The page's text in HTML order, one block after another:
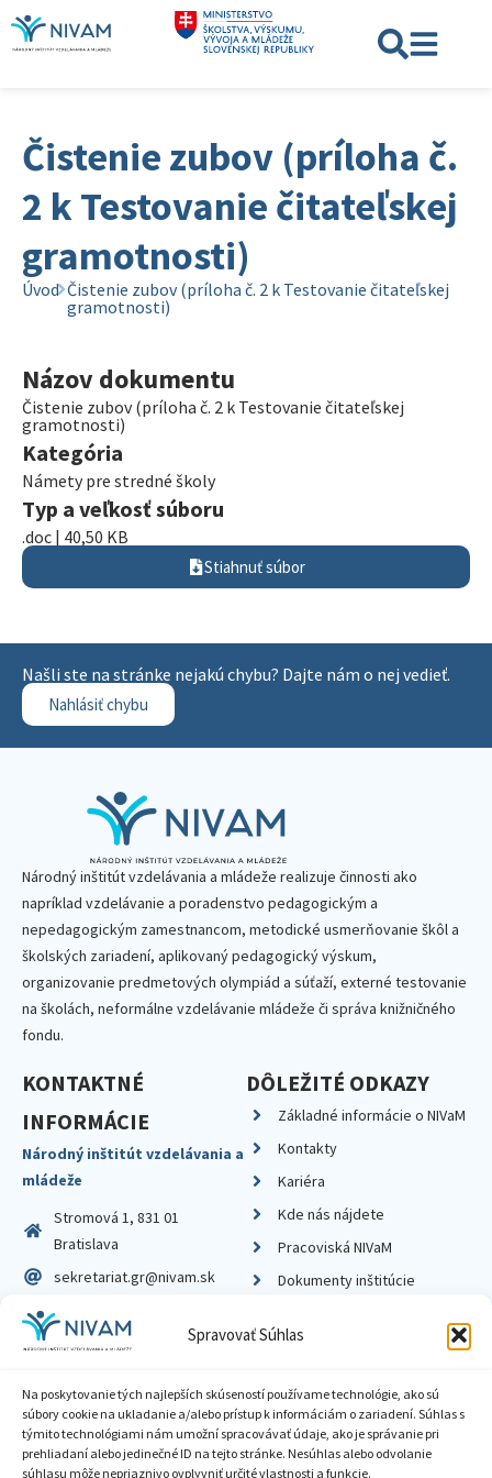
Spravovať Súhlas
Na poskytovanie tých najlepších skúseností používame technológie, ako sú
súbory cookie na ukladanie a/alebo prístup k informáciám o zariadení. Súhlas s
týmito technológiami nám umožní spracovávať údaje, ako je správanie pri
prehliadaní alebo jedinečné ID na tejto stránke. Nesúhlas alebo odvolanie
súhlasu môže nepriaznivo ovplyvniť určité vlastnosti a funkcie.
Čistenie zubov (príloha č.
2 k Testovanie čitateľskej
gramotnosti)
Úvod Čistenie zubov (príloha č. 2 k Testovanie čitateľskej
gramotnosti)
Názov dokumentu
Čistenie zubov (príloha č. 2 k Testovanie čitateľskej
gramotnosti)
Kategória
Námety pre stredné školy
Typ a veľkosť súboru
.doc | 40,50 KB
Stiahnuť súbor
Našli ste na stránke nejakú chybu? Dajte nám o nej vedieť.
Nahlásiť chybu
Národný inštitút vzdelávania a mládeže realizuje činnosti ako
napríklad vzdelávanie a poradenstvo pedagogickým a
nepedagogickým zamestnancom, metodické usmerňovanie škôl a
školských zariadení, aplikovaný pedagogický výskum,
organizovanie predmetových olympiád a súťaží, externé testovanie
na školách, neformálne vzdelávanie mládeže či správa knižničného
fondu.
KONTAKTNÉ
INFORMÁCIE
Národný inštitút vzdelávania a
mládeže
Stromová 1, 831 01
Bratislava
sekretariat.gr@nivam.sk
IČO: 00164348
DIČ: 2020798714
DÔLEŽITÉ ODKAZY
Základné informácie o NIVaM
Kontakty
Kariéra
Kde nás nájdete
Pracoviská NIVaM
Dokumenty inštitúcie
Zásady ochrany súkromia